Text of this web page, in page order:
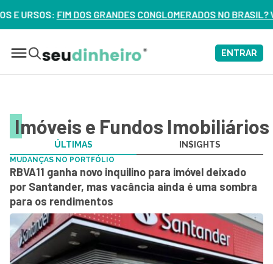
GRANDES CONGLOMERADOS NO BRASIL? VEJA ERROS DE
ENTRAR
Imóveis e Fundos Imobiliários
ÚLTIMAS IN$IGHTS
MUDANÇAS NO PORTFÓLIO
RBVA11 ganha novo inquilino para imóvel deixado
por Santander, mas vacância ainda é uma sombra
para os rendimentos